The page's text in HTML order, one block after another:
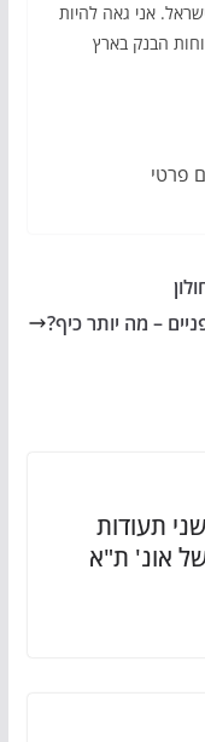
אני גאה להיות
הבנק בארץ
פרטי
תעודות
אונ' ת"א